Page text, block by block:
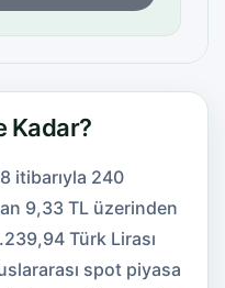
Kadar?
itibarıyla 240
9,33 TL üzerinden
Türk Lirası
spot piyasa